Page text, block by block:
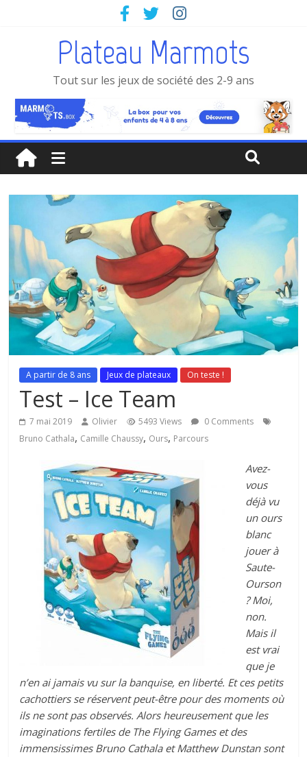
Plateau Marmots
Tout sur les jeux de société des 2-9 ans
A partir de 8 ans Jeux de plateaux On teste !
Test – Ice Team
7 mai 2019 Olivier 5493 Views
0 Comments
Bruno Cathala, Camille Chaussy, Ours, Parcours
Avez-
vous
déjà vu
un ours
blanc
jouer à
Saute-
Ourson
? Moi,
non.
Mais il
est vrai
que je
n’en ai jamais vu sur la banquise, en liberté. Et ces petits
cachottiers se réservent peut-être pour des moments où
ils ne sont pas observés. Alors heureusement que les
imaginations fertiles de The Flying Games et des
immensissimes Bruno Cathala et Matthew Dunstan sont